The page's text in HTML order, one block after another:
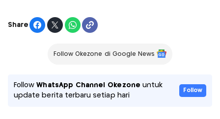
Share
Follow Okezone di Google News
FollowWhatsApp Channel Okezone untuk
update berita terbaru setiap hari
Follow